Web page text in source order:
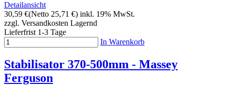
Detailansicht
30,59 €(Netto 25,71 €) inkl. 19% MwSt.
zzgl. Versandkosten Lagernd
Lieferfrist 1-3 Tage
In Warenkorb
Stabilisator 370-500mm - Massey
Ferguson